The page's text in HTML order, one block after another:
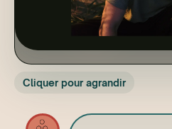
Cliquer pour agrandir